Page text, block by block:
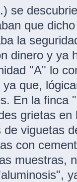
se
que
la
dinero y ya
"A" lo
ya que,
En la finca
grietas
de viguetas
con
muestras,